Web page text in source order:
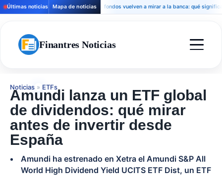
Últimas noticias Mapa de noticiasLos fondos vuelven a mirar a la banca: qué significa
Finantres Noticias
Noticias » ETFs
Amundi lanza un ETF global
de dividendos: qué mirar
antes de invertir desde
España
Amundi ha estrenado en Xetra el Amundi S&P All
World High Dividend Yield UCITS ETF Dist, un ETF